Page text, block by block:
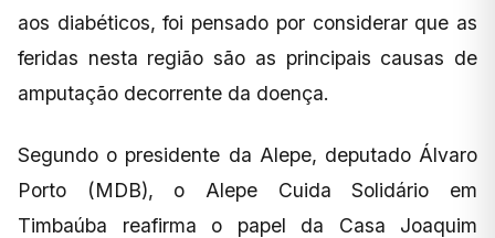
aos diabéticos, foi pensado por considerar que as
feridas nesta região são as principais causas de
amputação decorrente da doença.
Segundo o presidente da Alepe, deputado Álvaro
Porto (MDB), o Alepe Cuida Solidário em
Timbaúba reafirma o papel da Casa Joaquim